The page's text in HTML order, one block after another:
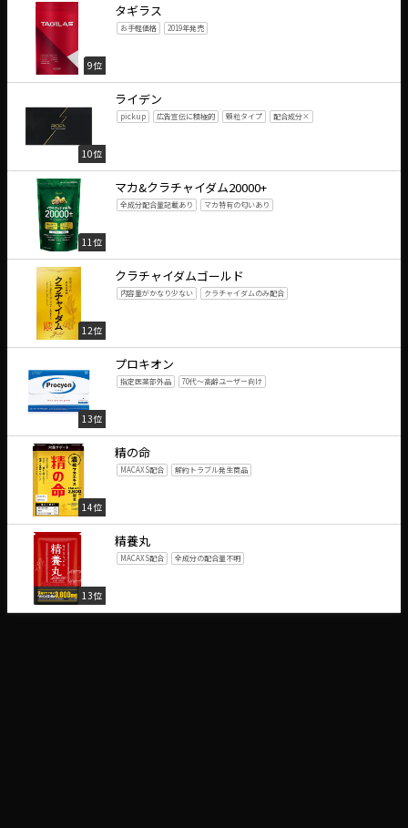
9位
タギラス
お手軽価格 2019年発売
10位
ライデン
pickup 広告宣伝に積極的 顆粒タイプ 配合成分×
11位
マカ&クラチャイダム20000+
全成分配合量記載あり マカ特有の匂いあり
12位
クラチャイダムゴールド
内容量がかなり少ない クラチャイダムのみ配合
13位
プロキオン
指定医薬部外品 70代～高齢ユーザー向け
14位
精の命
MACAXS配合 解約トラブル発生商品
13位
精養丸
MACAXS配合 全成分の配合量不明